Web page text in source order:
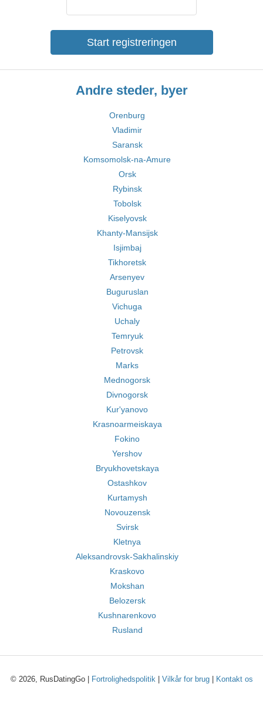
Start registreringen
Andre steder, byer
Orenburg
Vladimir
Saransk
Komsomolsk-na-Amure
Orsk
Rybinsk
Tobolsk
Kiselyovsk
Khanty-Mansijsk
Isjimbaj
Tikhoretsk
Arsenyev
Buguruslan
Vichuga
Uchaly
Temryuk
Petrovsk
Marks
Mednogorsk
Divnogorsk
Kur'yanovo
Krasnoarmeiskaya
Fokino
Yershov
Bryukhovetskaya
Ostashkov
Kurtamysh
Novouzensk
Svirsk
Kletnya
Aleksandrovsk-Sakhalinskiy
Kraskovo
Mokshan
Belozersk
Kushnarenkovo
Rusland
© 2026, RusDatingGo | Fortrolighedspolitik| Vilkår for brug| Kontakt os